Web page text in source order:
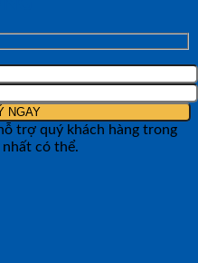
trợ quý khách hàng trong
có thể.